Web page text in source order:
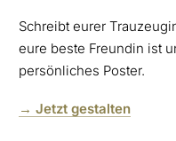
Schreibt eurer
eure beste Freundin ist
persönliches Poster.
→ Jetzt gestalten